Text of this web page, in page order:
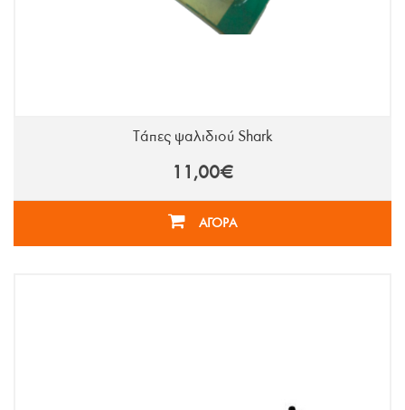
Τάπες ψαλιδιού Shark
11,00€
ΑΓΟΡΑ